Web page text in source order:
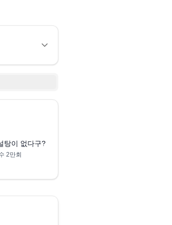
탕이 없다구?!😱 무가당 디저트 브랜드 'ZERO' 신
2만회